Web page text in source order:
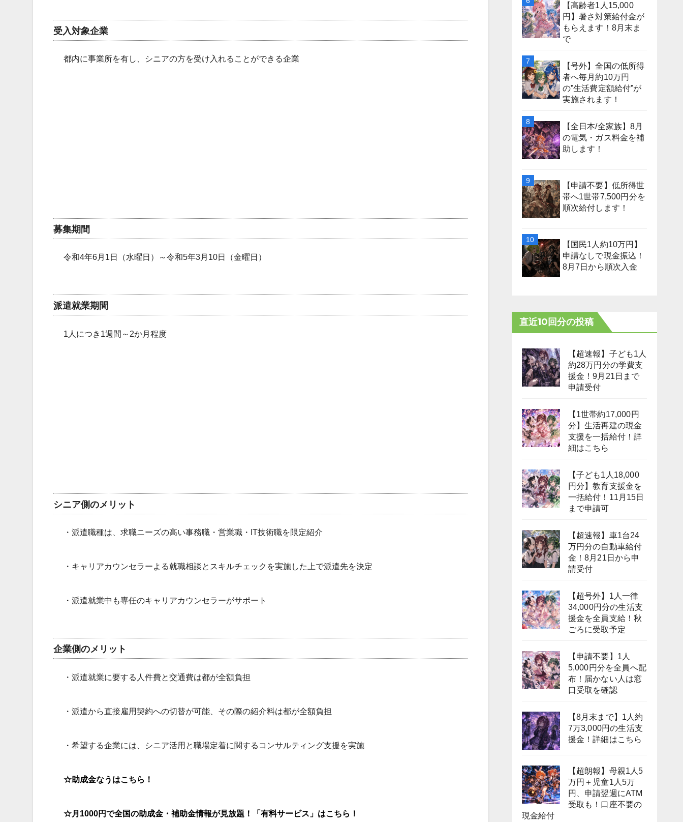
受入対象企業
都内に事業所を有し、シニアの方を受け入れることができる企業
募集期間
令和4年6月1日（水曜日）～令和5年3月10日（金曜日）
派遣就業期間
1人につき1週間～2か月程度
シニア側のメリット
・派遣職種は、求職ニーズの高い事務職・営業職・IT技術職を限定紹介
・キャリアカウンセラーよる就職相談とスキルチェックを実施した上で派遣先を決定
・派遣就業中も専任のキャリアカウンセラーがサポート
企業側のメリット
・派遣就業に要する人件費と交通費は都が全額負担
・派遣から直接雇用契約への切替が可能、その際の紹介料は都が全額負担
・希望する企業には、シニア活用と職場定着に関するコンサルティング支援を実施
☆助成金なうはこちら！
☆月1000円で全国の助成金・補助金情報が見放題！「有料サービス」はこちら！
【高齢者1人15,000
円】暑さ対策給付金が
もらえます！8月末ま
で
【号外】全国の低所得
者へ毎月約10万円
の”生活費定額給付”が
実施されます！
【全日本/全家族】8月
の電気・ガス料金を補
助します！
【申請不要】低所得世
帯へ1世帯7,500円分を
順次給付します！
【国民1人約10万円】
申請なしで現金振込！
8月7日から順次入金
直近10回分の投稿
【超速報】子ども1人
約28万円分の学費支
援金！9月21日まで
申請受付
【1世帯約17,000円
分】生活再建の現金
支援を一括給付！詳
細はこちら
【子ども1人18,000
円分】教育支援金を
一括給付！11月15日
まで申請可
【超速報】車1台24
万円分の自動車給付
金！8月21日から申
請受付
【超号外】1人一律
34,000円分の生活支
援金を全員支給！秋
ごろに受取予定
【申請不要】1人
5,000円分を全員へ配
布！届かない人は窓
口受取を確認
【8月末まで】1人約
7万3,000円の生活支
援金！詳細はこちら
【超朗報】母親1人5
万円＋児童1人5万
円、申請翌週にATM
受取も！口座不要の
現金給付